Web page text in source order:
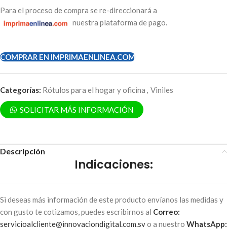
Para el proceso de compra se re-direccionará a
nuestra plataforma de pago.
COMPRAR EN IMPRIMAENLINEA.COM
Categorías: Rótulos para el hogar y oficina , Viniles
SOLICITAR MÁS INFORMACIÓN
Descripción
Indicaciones:
Si deseas más información de este producto envíanos las medidas y
con gusto te cotizamos, puedes escribirnos al Correo:
servicioalcliente@innovaciondigital.com.svo a nuestro WhatsApp: